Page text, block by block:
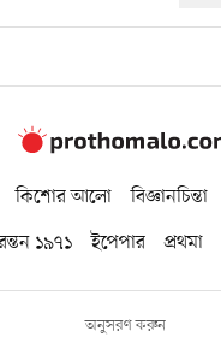
কিশোর আলো বিজ্ঞানচিন্তা
১৯৭১ ইপেপার প্রথমা
অনুসরণ করুন